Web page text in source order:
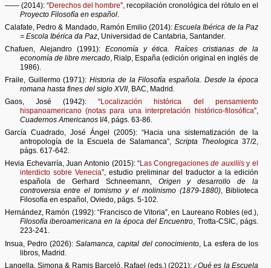
—— (2014): “Derechos del hombre”, recopilación cronológica del rótulo en el
Proyecto Filosofía en español.
Calafate, Pedro & Mandado, Ramón Emilio (2014):Escuela Ibérica de la Paz
= Escola Ibérica da Paz, Universidad de Cantabria, Santander.
Chafuen, Alejandro (1991):Economía y ética. Raíces cristianas de la
economía de libre mercado, Rialp, España (edición original en inglés de
1986).
Fraile, Guillermo (1971):Historia de la Filosofía española. Desde la época
romana hasta fines del siglo XVII, BAC, Madrid.
Gaos, José (1942): “Localización histórica del pensamiento
hispanoamericano (notas para una interpretación histórico-filosófica”,
Cuadernos Americanos I/4, págs. 63-86.
García Cuadrado, José Ángel (2005): “Hacia una sistematización de la
antropología de la Escuela de Salamanca”, Scripta Theologica 37/2,
págs. 617-642.
Hevia Echevarría, Juan Antonio (2015): “Las Congregacionesde auxiliisy el
interdicto sobre Venecia”, estudio preliminar del traductor a la edición
española de Gerhard Schneemann, Origen y desarrollo de la
controversia entre el tomismo y el molinismo (1879-1880), Biblioteca
Filosofía en español, Oviedo, págs. 5-102.
Hernández, Ramón (1992): “Francisco de Vitoria”, en Laureano Robles (ed.),
Filosofía iberoamericana en la época del Encuentro, Trotta-CSIC, págs.
223-241.
Insua, Pedro (2026):Salamanca, capital del conocimiento , La esfera de los
libros, Madrid.
Langella, Simona & Ramis Barceló, Rafael (eds.) (2021):¿Qué es la Escuela